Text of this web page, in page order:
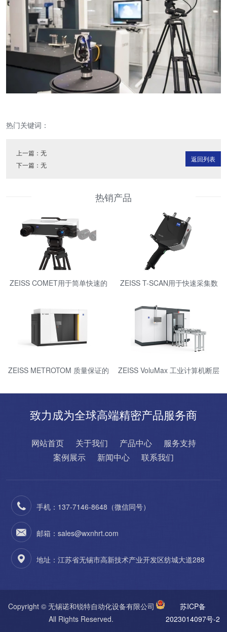
热门关键词：
上一篇：无
下一篇：无
返回列表
热销产品
ZEISS COMET用于简单快速的
ZEISS T-SCAN用于快速采集数
ZEISS METROTOM 质量保证的
ZEISS VoluMax 工业计算机断层
致力成为全球高端精密产品服务商
网站首页 关于我们 产品中心
服务支持
案例展示
新闻中心 联系我们
手机：137-7146-8648（微信同号）
邮箱：sales@wxnhrt.com
地址：江苏省无锡市高新技术产业开发区纺城大道288
Copyright © 无锡诺和锐特自动化设备有限公司
All Rights Reserved.
苏ICP备
2023014097号-2